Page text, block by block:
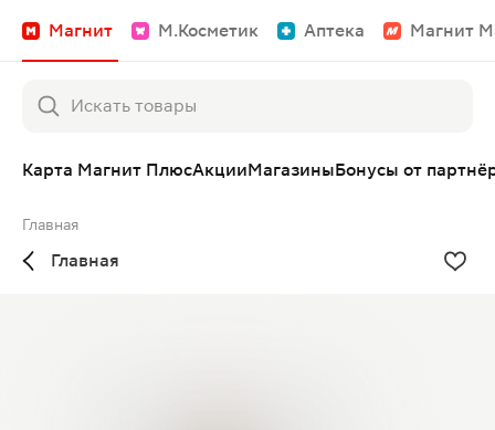
Магнит М.Косметик Аптека Магнит
Карта Магнит ПлюсАкцииМагазиныБонусы от
Главная
Главная